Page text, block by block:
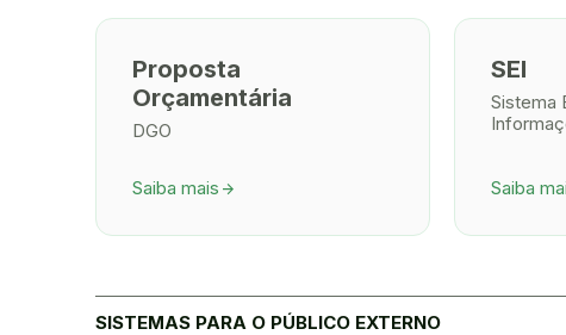
Proposta
Orçamentária
DGO
Saiba mais arrow_forward
SEI
Sistema
Saiba
SISTEMAS PARA O PÚBLICO EXTERNO